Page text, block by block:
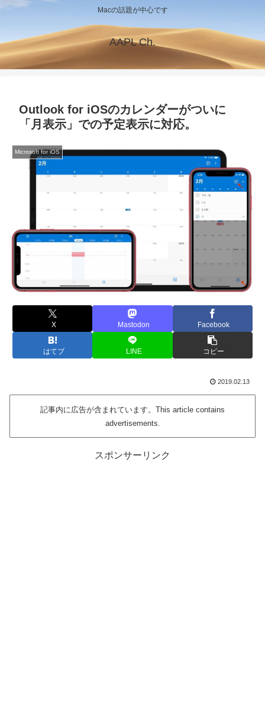
Macの話題が中心です
AAPL Ch.
Outlook for iOSのカレンダーがついに
「月表示」での予定表示に対応。
Microsoft for iOS
X Mastodon Facebook
はてブ LINE コピー
2019.02.13
記事内に広告が含まれています。This article contains
advertisements.
スポンサーリンク